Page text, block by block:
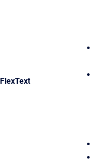
FlexText